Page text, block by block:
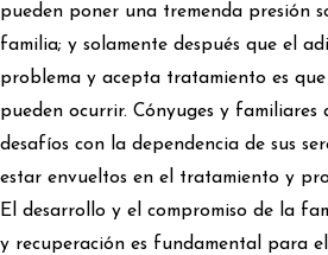
pueden poner una tremenda presión
familia; y solamente después que el
problema y acepta tratamiento es
pueden ocurrir. Cónyuges y familiares
desafíos con la dependencia de sus
estar envueltos en el tratamiento y
El desarrollo y el compromiso de la
y recuperación es fundamental para